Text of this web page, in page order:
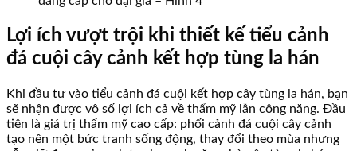
Lợi ích vượt trội khi thiết kế tiểu cảnh
đá cuội cây cảnh kết hợp tùng la hán
Khi đầu tư vào tiểu cảnh đá cuội kết hợp cây tùng la hán, bạn
sẽ nhận được vô số lợi ích cả về thẩm mỹ lẫn công năng. Đầu
tiên là giá trị thẩm mỹ cao cấp: phối cảnh đá cuội cây cảnh
tạo nên một bức tranh sống động, thay đổi theo mùa nhưng